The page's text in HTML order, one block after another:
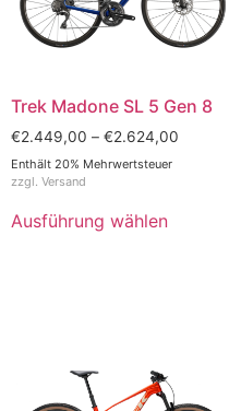
Trek Madone SL 5 Gen 8
€2.449,00 – €2.624,00
Enthält 20% Mehrwertsteuer
zzgl. Versand
Ausführung wählen